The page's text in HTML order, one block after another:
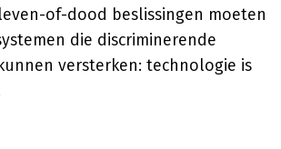
of-dood beslissingen moeten
die discriminerende
versterken: technologie is